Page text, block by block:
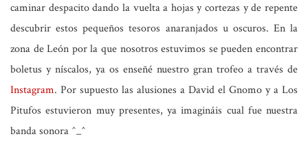
caminar despacito dando la vuelta a hojas y cortezas y de repente
descubrir estos pequeños tesoros anaranjados u oscuros. En la
zona de León por la que nosotros estuvimos se pueden encontrar
boletus y níscalos, ya os enseñé nuestro gran trofeo a través de
Instagram. Por supuesto las alusiones a David el Gnomo y a Los
Pitufos estuvieron muy presentes, ya imagináis cual fue nuestra
banda sonora ^_^